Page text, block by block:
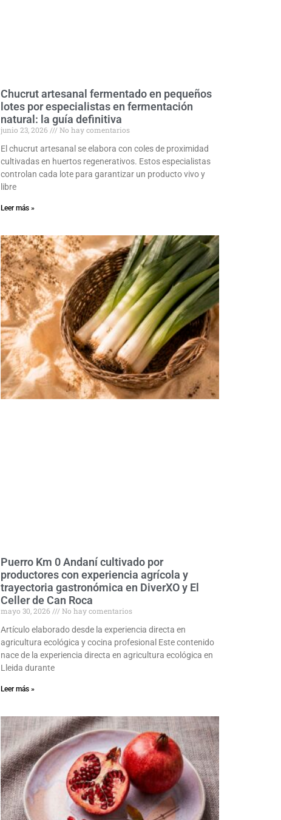
Chucrut artesanal fermentado en pequeños
lotes por especialistas en fermentación
natural: la guía definitiva
junio 23, 2026
No hay comentarios
El chucrut artesanal se elabora con coles de proximidad
cultivadas en huertos regenerativos. Estos especialistas
controlan cada lote para garantizar un producto vivo y
libre
Leer más »
Puerro Km 0 Andaní cultivado por
productores con experiencia agrícola y
trayectoria gastronómica en DiverXO y El
Celler de Can Roca
mayo 30, 2026
No hay comentarios
Artículo elaborado desde la experiencia directa en
agricultura ecológica y cocina profesional Este contenido
nace de la experiencia directa en agricultura ecológica en
Lleida durante
Leer más »